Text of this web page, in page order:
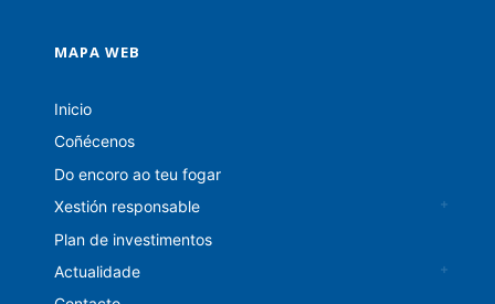
MAPA WEB
Inicio
Coñécenos
Do encoro ao teu fogar
Xestión responsable
Plan de investimentos
Actualidade